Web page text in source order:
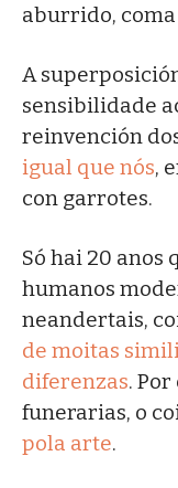
aburrido, coma
A
sensibilidade
reinvención
igual que nós,
con garrotes.
Só hai 20 anos
humanos
neandertais,
de moitas
diferenzas.
funerarias, o
pola arte.